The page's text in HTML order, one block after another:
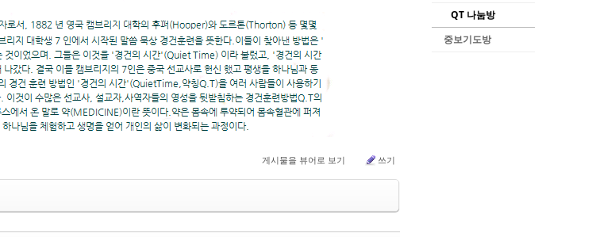
QT 나눔방
중보기도방
게시물을 뷰어로 보기 쓰기